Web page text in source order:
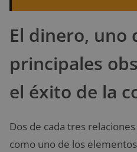
El dinero, uno
principales
el éxito de la
Dos de cada tres
como uno de los